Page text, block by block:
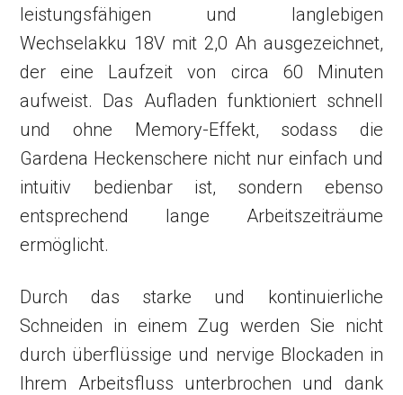
leistungsfähigen und langlebigen
Wechselakku 18V mit 2,0 Ah ausgezeichnet,
der eine Laufzeit von circa 60 Minuten
aufweist. Das Aufladen funktioniert schnell
und ohne Memory-Effekt, sodass die
Gardena Heckenschere nicht nur einfach und
intuitiv bedienbar ist, sondern ebenso
entsprechend lange Arbeitszeiträume
ermöglicht.
Durch das starke und kontinuierliche
Schneiden in einem Zug werden Sie nicht
durch überflüssige und nervige Blockaden in
Ihrem Arbeitsfluss unterbrochen und dank